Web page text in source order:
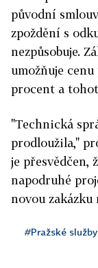
původní
zpoždění s
nezpůsobuje.
umožňuje
procent a
"Technická
prodloužila,"
je přesvědčen,
napodruhé
novou zakázku
#Pražské služby